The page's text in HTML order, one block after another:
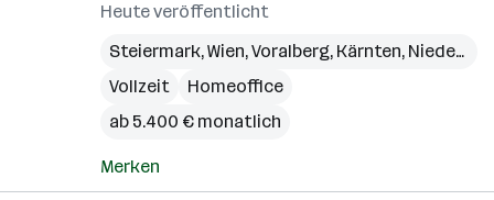
Heute veröffentlicht
Steiermark,Wien,Voralberg, Kärnten, Niederösterreich
Vollzeit
Homeoffice
ab 5.400 € monatlich
Merken